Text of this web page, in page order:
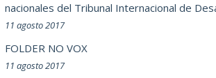
nacionales del Tribunal Internacional de
11 agosto 2017
FOLDER NO VOX
11 agosto 2017